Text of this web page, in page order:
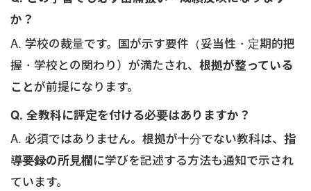
か？
A. 学校の裁量です。国が示す要件（妥当性・定期的把
握・学校との関わり）が満たされ、根拠が整っている
ことが前提になります。
Q. 全教科に評定を付ける必要はありますか？
A. 必須ではありません。根拠が十分でない教科は、指
導要録の所見欄に学びを記述する方法も通知で示され
ています。